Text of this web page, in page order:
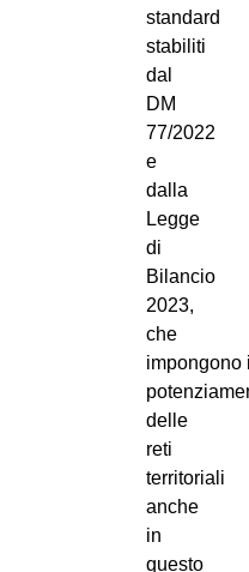
standard
stabiliti
dal
DM
77/2022
e
dalla
Legge
di
Bilancio
2023,
che
impongono
delle
reti
territoriali
anche
in
questo